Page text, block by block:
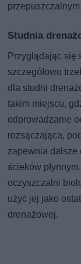
przepuszczalnym.
Studnia
Przyglądając się
szczegółowo
dla studni
takim miejscu,
odprowadzanie
rozsączająca,
zapewnia dalsze
ścieków
oczyszczalni
użyć jej jako
drenażowej.